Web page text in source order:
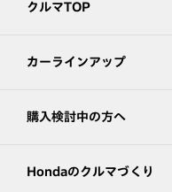
クルマTOP
カーラインアップ
購入検討中の方へ
Hondaのクルマづくり